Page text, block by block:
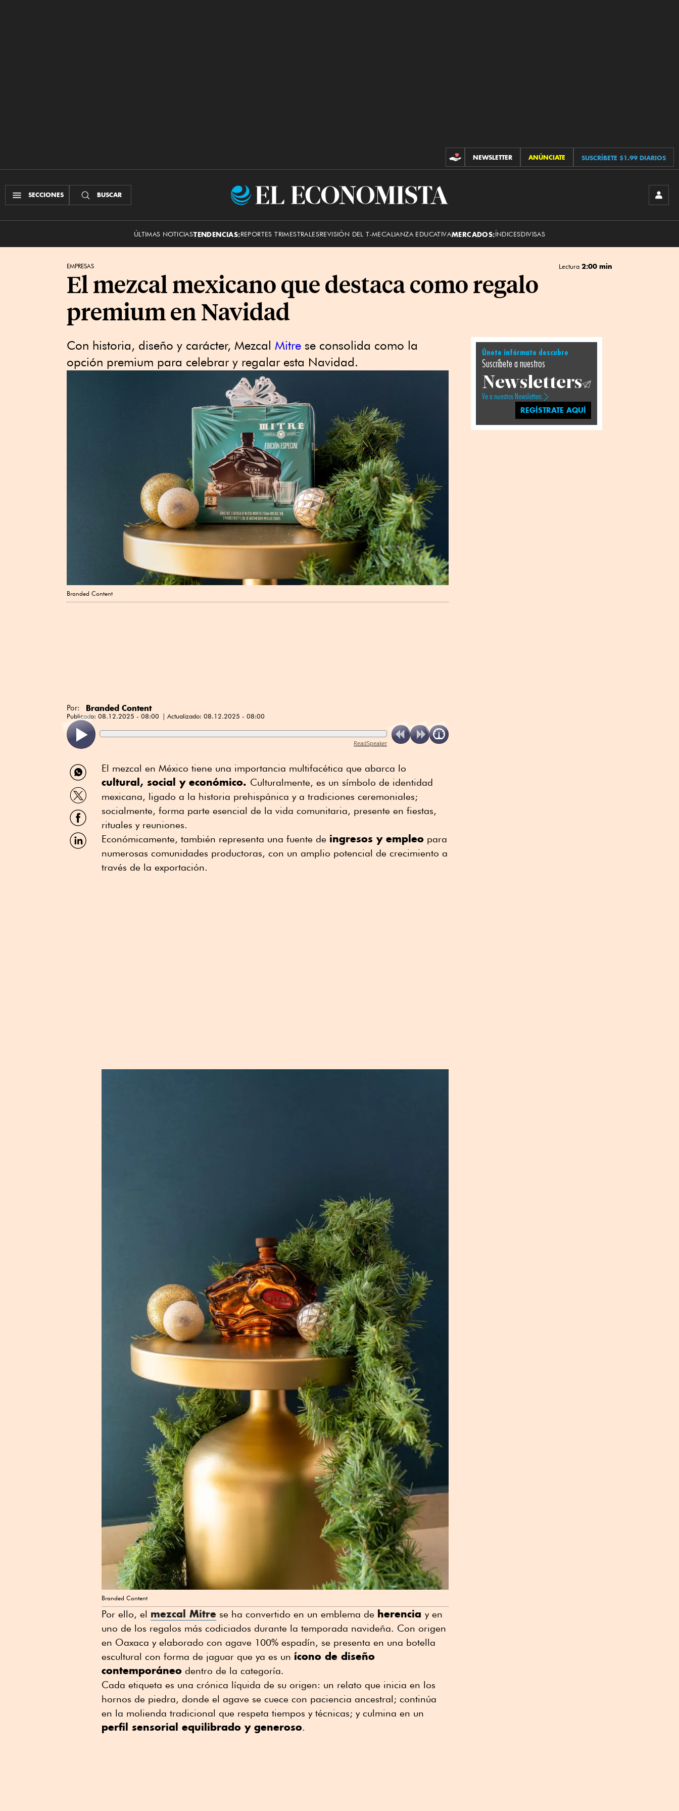
CONTRIBUCIONES
NEWSLETTER ANÚNCIATE SUSCRÍBETE $1.99 DIARIOS
SECCIONES BUSCAR
El
ÚLTIMAS NOTICIASTENDENCIAS:REPORTES TRIMESTRALESREVISIÓN DEL T-MECALIANZA EDUCATIVAMERCADOS:ÍNDICESDIVISAS
EMPRESAS Lectura 2:00 min
El mezcal mexicano que destaca como regalo
premium en Navidad
Con historia, diseño y carácter, Mezcal Mitre se consolida como la
opción premium para celebrar y regalar esta Navidad.
Branded Content
Por: Branded Content
Publicado: 08.12.2025 - 08:00 Actualizado: 08.12.2025 - 08:00
ReadSpeaker
Compartir
por
WhatsApp
Compartir
por
Twitter
Compartir
por
Facebook
Compartir
por
El mezcal en México tiene una importancia multifacética que abarca lo
cultural, social y económico. Culturalmente, es un símbolo de identidad
mexicana, ligado a la historia prehispánica y a tradiciones ceremoniales;
socialmente, forma parte esencial de la vida comunitaria, presente en fiestas,
rituales y reuniones.
Económicamente, también representa una fuente de ingresos y empleo para
numerosas comunidades productoras, con un amplio potencial de crecimiento a
través de la exportación.
Branded Content
Por ello, el mezcal Mitre se ha convertido en un emblema de herencia y en
uno de los regalos más codiciados durante la temporada navideña. Con origen
en Oaxaca y elaborado con agave 100% espadín, se presenta en una botella
escultural con forma de jaguar que ya es un ícono de diseño
contemporáneo dentro de la categoría.
Cada etiqueta es una crónica líquida de su origen: un relato que inicia en los
hornos de piedra, donde el agave se cuece con paciencia ancestral; continúa
en la molienda tradicional que respeta tiempos y técnicas; y culmina en un
perfil sensorial equilibrado y generoso.
Únete infórmate descubre
Suscríbete a nuestros
Newsletters
Ve a nuestros Newsletters
REGÍSTRATE AQUÍ